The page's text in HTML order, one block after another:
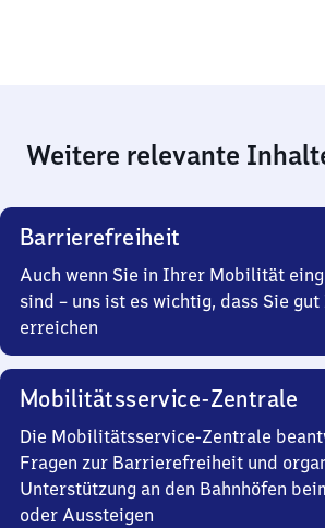
Weitere relevante
Barrierefreiheit
Auch wenn Sie in Ihrer Mobilität
sind – uns ist es wichtig, dass Sie
erreichen
Mobilitätsservice-Zentrale
Die Mobilitätsservice-Zentrale
Fragen zur Barrierefreiheit und
Unterstützung an den Bahnhöfen
oder Aussteigen